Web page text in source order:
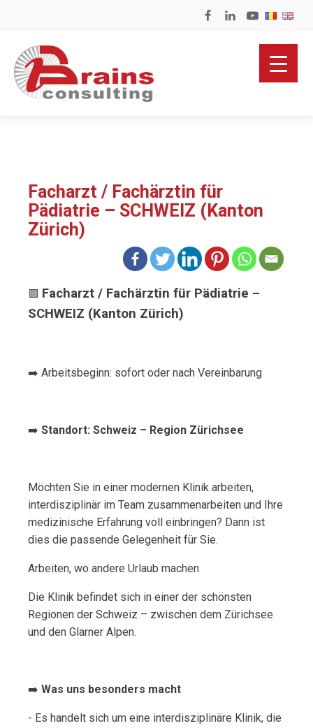
Facharzt / Fachärztin für
Pädiatrie – SCHWEIZ (Kanton
Zürich)
🟥 Facharzt / Fachärztin für Pädiatrie –
SCHWEIZ (Kanton Zürich)
➡️ Arbeitsbeginn: sofort oder nach Vereinbarung
➡️ Standort: Schweiz – Region Zürichsee
Möchten Sie in einer modernen Klinik arbeiten,
interdisziplinär im Team zusammenarbeiten und Ihre
medizinische Erfahrung voll einbringen? Dann ist
dies die passende Gelegenheit für Sie.
Arbeiten, wo andere Urlaub machen
Die Klinik befindet sich in einer der schönsten
Regionen der Schweiz – zwischen dem Zürichsee
und den Glarner Alpen.
➡️ Was uns besonders macht
- Es handelt sich um eine interdisziplinäre Klinik, die